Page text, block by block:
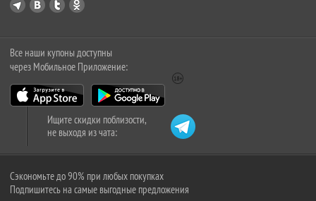
Все наши купоны доступны
через Мобильное Приложение:
Ищите скидки поблизости,
не выходя из чата:
Сэкономьте до 90% при любых покупках
Подпишитесь на самые выгодные предложения